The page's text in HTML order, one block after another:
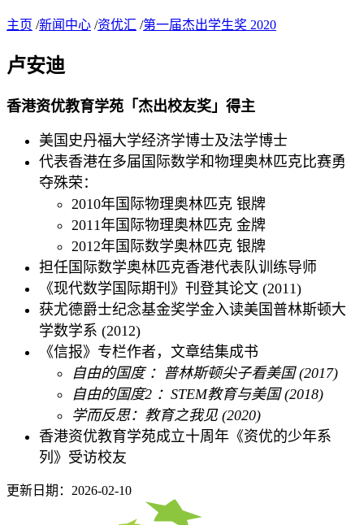
主页 /新闻中心 /资优汇 /第一届杰出学生奖 2020
卢安迪
香港资优教育学苑「杰出校友奖」得主
美国史丹福大学经济学博士及法学博士
代表香港在多届国际数学和物理奥林匹克比赛勇
夺殊荣：
2010年国际物理奥林匹克 银牌
2011年国际物理奥林匹克 金牌
2012年国际数学奥林匹克 银牌
担任国际数学奥林匹克香港代表队训练导师
《现代数学国际期刊》刊登其论文 (2011)
获尤德爵士纪念基金奖学金入读美国普林斯顿大
学数学系 (2012)
《信报》专栏作者，文章结集成书
自由的国度 ：普林斯顿尖子看美国 (2017)
自由的国度2 ：STEM教育与美国 (2018)
学而反思：教育之我见 (2020)
香港资优教育学苑成立十周年《资优的少年系
列》受访校友
更新日期：2026-02-10